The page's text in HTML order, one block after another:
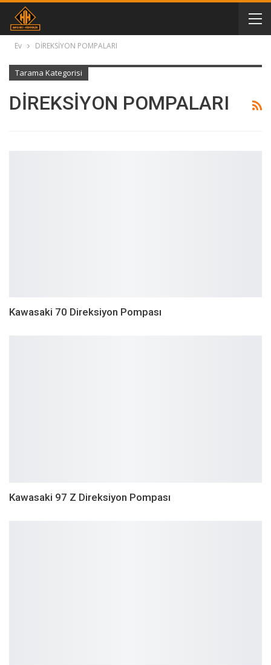
Ev DİREKSİYON POMPALARI
Tarama Kategorisi
DİREKSİYON POMPALARI
Kawasaki 70 Direksiyon Pompası
Kawasaki 97 Z Direksiyon Pompası